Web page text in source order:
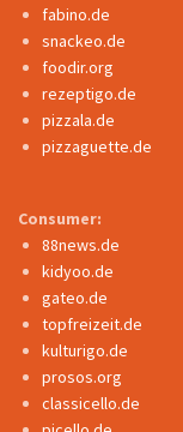
fabino.de
snackeo.de
foodir.org
rezeptigo.de
pizzala.de
pizzaguette.de
Consumer:
88news.de
kidyoo.de
gateo.de
topfreizeit.de
kulturigo.de
prosos.org
classicello.de